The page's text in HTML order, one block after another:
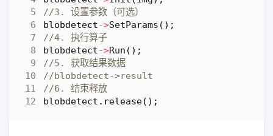
blobdetect->SetParams ();
blobdetect->Run ();
blobdetect . release();